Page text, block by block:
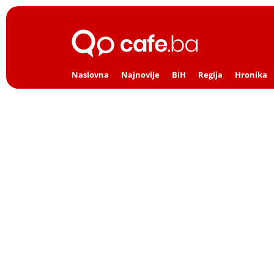
Naslovna Najnovije BiH Regija Hronika